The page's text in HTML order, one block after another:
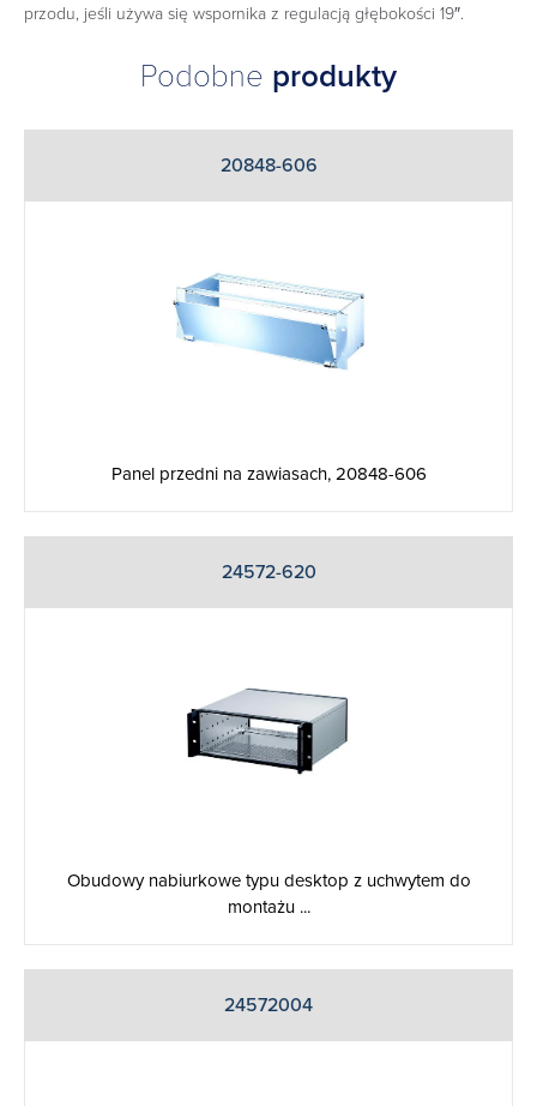
przodu, jeśli używa się wspornika z regulacją głębokości 19″.
Podobne produkty
20848-606
Panel przedni na zawiasach, 20848-606
24572-620
Obudowy nabiurkowe typu desktop z uchwytem do
montażu ...
24572004